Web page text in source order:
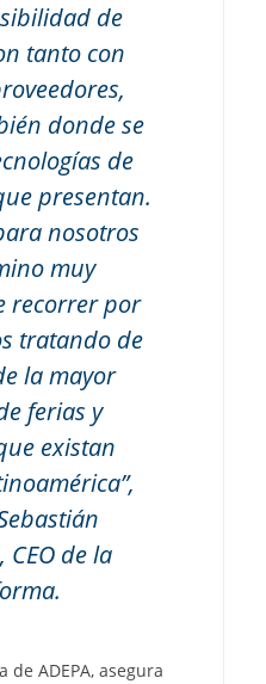
de
tanto con
donde se
de
presentan.
nosotros
muy
recorrer por
tratando de
la mayor
ferias y
existan
CEO de la
ADEPA, asegura